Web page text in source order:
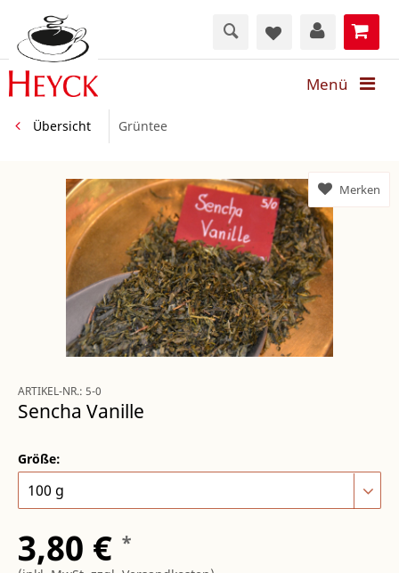
Menü
Übersicht Grüntee
ARTIKEL-NR.: 5-0
Sencha Vanille
Größe:
3,80 € *
Merken